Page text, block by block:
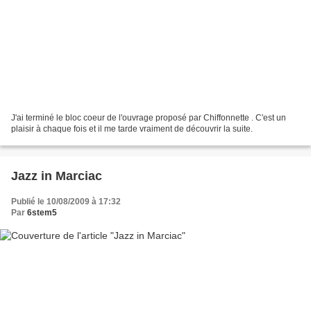
J'ai terminé le bloc coeur de l'ouvrage proposé par Chiffonnette . C'est un
plaisir à chaque fois et il me tarde vraiment de découvrir la suite.
Jazz in Marciac
Publié le 10/08/2009 à 17:32
Par 6stem5